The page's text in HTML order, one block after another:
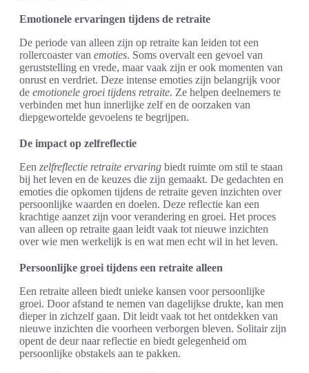
Emotionele ervaringen tijdens de retraite
De periode van alleen zijn op retraite kan leiden tot een
rollercoaster van emoties. Soms overvalt een gevoel van
geruststelling en vrede, maar vaak zijn er ook momenten van
onrust en verdriet. Deze intense emoties zijn belangrijk voor
de emotionele groei tijdens retraite. Ze helpen deelnemers te
verbinden met hun innerlijke zelf en de oorzaken van
diepgewortelde gevoelens te begrijpen.
De impact op zelfreflectie
Een zelfreflectie retraite ervaring biedt ruimte om stil te staan
bij het leven en de keuzes die zijn gemaakt. De gedachten en
emoties die opkomen tijdens de retraite geven inzichten over
persoonlijke waarden en doelen. Deze reflectie kan een
krachtige aanzet zijn voor verandering en groei. Het proces
van alleen op retraite gaan leidt vaak tot nieuwe inzichten
over wie men werkelijk is en wat men echt wil in het leven.
Persoonlijke groei tijdens een retraite alleen
Een retraite alleen biedt unieke kansen voor persoonlijke
groei. Door afstand te nemen van dagelijkse drukte, kan men
dieper in zichzelf gaan. Dit leidt vaak tot het ontdekken van
nieuwe inzichten die voorheen verborgen bleven. Solitair zijn
opent de deur naar reflectie en biedt gelegenheid om
persoonlijke obstakels aan te pakken.